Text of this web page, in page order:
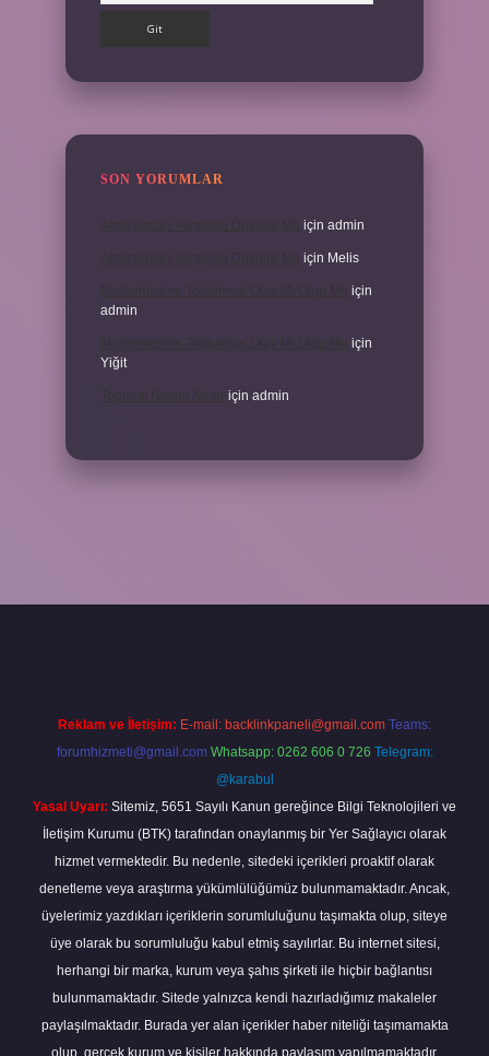
SON YORUMLAR
için admin
için Melis
için
admin
için
Yiğit
Toplantı Nisabı Nedir için admin
Reklam ve İletişim: E-mail: backlinkpaneli@gmail.com Teams:
forumhizmeti@gmail.com Whatsapp: 0262 606 0 726 Telegram:
@karabul
Yasal Uyarı: Sitemiz, 5651 Sayılı Kanun gereğince Bilgi Teknolojileri ve
İletişim Kurumu (BTK) tarafından onaylanmış bir Yer Sağlayıcı olarak
hizmet vermektedir. Bu nedenle, sitedeki içerikleri proaktif olarak
denetleme veya araştırma yükümlülüğümüz bulunmamaktadır. Ancak,
üyelerimiz yazdıkları içeriklerin sorumluluğunu taşımakta olup, siteye
üye olarak bu sorumluluğu kabul etmiş sayılırlar. Bu internet sitesi,
herhangi bir marka, kurum veya şahıs şirketi ile hiçbir bağlantısı
bulunmamaktadır. Sitede yalnızca kendi hazırladığımız makaleler
paylaşılmaktadır. Burada yer alan içerikler haber niteliği taşımamakta
olup, gerçek kurum ve kişiler hakkında paylaşım yapılmamaktadır.